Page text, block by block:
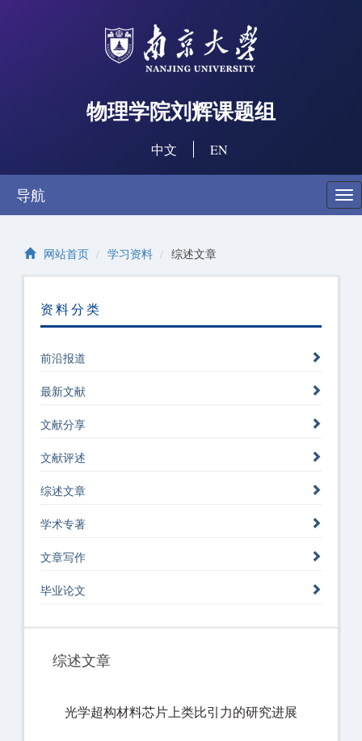
物理学院刘辉课题组
中文 EN
切
换
导航
网站首页 学习资料 综述文章
资料分类
前沿报道
最新文献
文献分享
文献评述
综述文章
学术专著
文章写作
毕业论文
综述文章
光学超构材料芯片上类比引力的研究进展